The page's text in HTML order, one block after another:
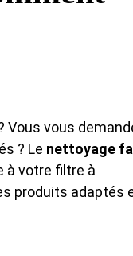
Vous vous
? Le nettoyage
à votre filtre à
produits adaptés